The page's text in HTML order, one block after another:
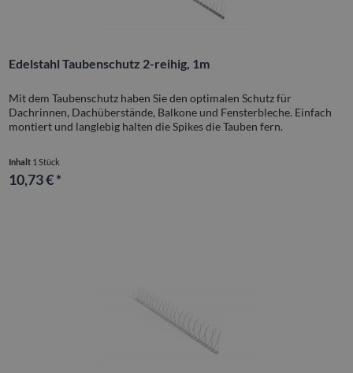
Edelstahl Taubenschutz 2-reihig, 1m
Mit dem Taubenschutz haben Sie den optimalen Schutz für
Dachrinnen, Dachüberstände, Balkone und Fensterbleche. Einfach
montiert und langlebig halten die Spikes die Tauben fern.
Inhalt 1 Stück
10,73 € *